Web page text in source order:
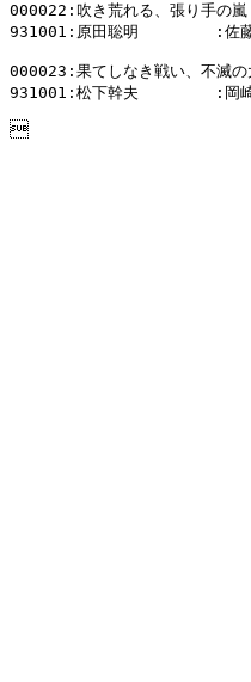
000022:吹き荒れる、張り手の
931001:原田聡明        :
000023:果てしなき戦い、不滅の
